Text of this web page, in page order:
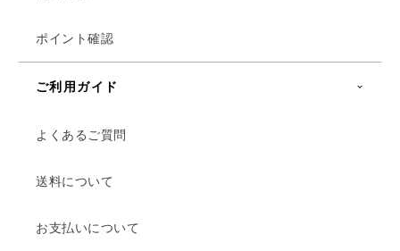
ポイント確認
ご利用ガイド
よくあるご質問
送料について
お支払いについて